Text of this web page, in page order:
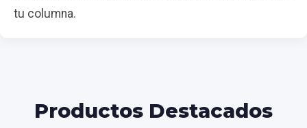
tu columna.
Productos Destacados